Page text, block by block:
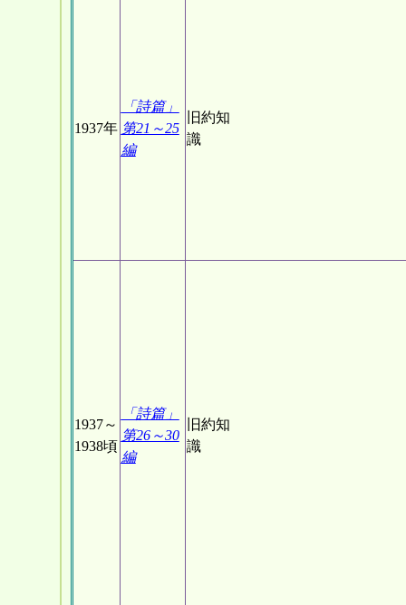
1937年
「詩篇」
第21～25
編
旧約知
識
1937～
1938頃
「詩篇」
第26～30
編
旧約知
識